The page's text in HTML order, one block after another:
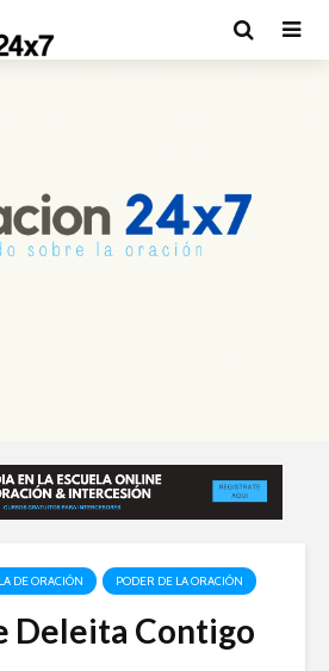
DE ORACIÓN PODER DE LA ORACIÓN
Deleita Contigo